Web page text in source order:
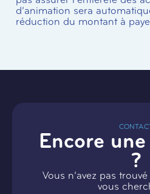
d’animation sera
réduction du montant à
Encore
?
Vous n’avez pas
vous